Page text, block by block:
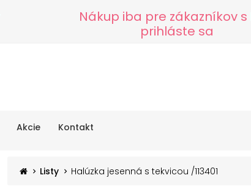
Nákup iba pre zákazníkov s
prihláste sa
Akcie Kontakt
Listy Halúzka jesenná s tekvicou /113401